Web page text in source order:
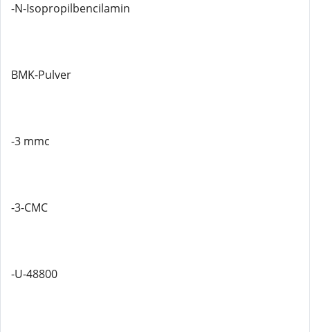
-N-Isopropilbencilamin
BMK-Pulver
-3 mmc
-3-CMC
-U-48800